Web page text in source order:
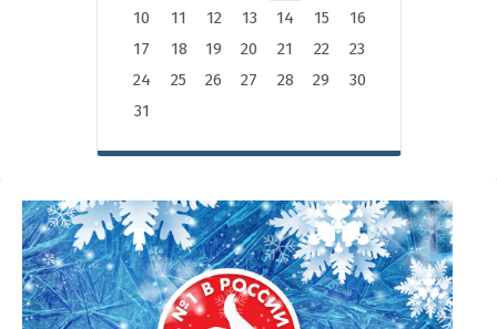
10
11 12 13 14 15
16
17
18 19 20 21 22
23
24
25 26 27 28 29
30
31